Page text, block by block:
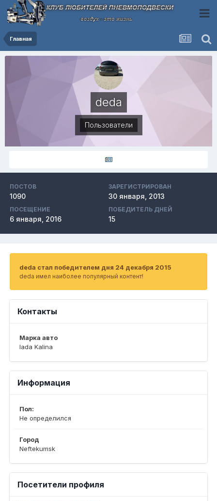
Главная
deda
Пользователи
ПОСТОВ
1090
ЗАРЕГИСТРИРОВАН
30 января, 2013
ПОСЕЩЕНИЕ
6 января, 2016
ПОБЕДИТЕЛЬ ДНЕЙ
15
deda стал победителем дня 24 декабря 2015
deda имел наиболее популярный контент!
Контакты
Марка авто
lada Kalina
Информация
Пол:
Не определился
Город
Neftekumsk
Посетители профиля